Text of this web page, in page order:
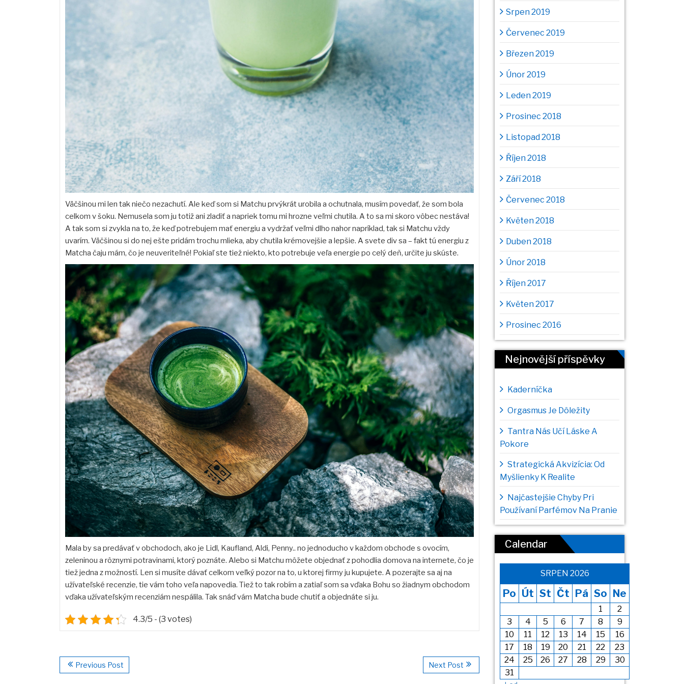
Väčšinou mi len tak niečo nezachutí. Ale keď som si Matchu prvýkrát urobila a ochutnala, musím povedať, že som bola
celkom v šoku. Nemusela som ju totiž ani zladiť a napriek tomu mi hrozne veľmi chutila. A to sa mi skoro vôbec nestáva!
A tak som si zvykla na to, že keď potrebujem mať energiu a vydržať veľmi dlho nahor napríklad, tak si Matchu vždy
uvarím. Väčšinou si do nej ešte pridám trochu mlieka, aby chutila krémovejšie a lepšie. A svete div sa – fakt tú energiu z
Matcha čaju mám, čo je neuveriteľné! Pokiaľ ste tiež niekto, kto potrebuje veľa energie po celý deň, určite ju skúste.
Mala by sa predávať v obchodoch, ako je Lidl, Kaufland, Aldi, Penny.. no jednoducho v každom obchode s ovocím,
zeleninou a rôznymi potravinami, ktorý poznáte. Alebo si Matchu môžete objednať z pohodlia domova na internete, čo je
tiež jedna z možností. Len si musíte dávať celkom veľký pozor na to, u ktorej firmy ju kupujete. A pozerajte sa aj na
užívateľské recenzie, tie vám toho veľa napovedia. Tiež to tak robím a zatiaľ som sa vďaka Bohu so žiadnym obchodom
vďaka užívateľským recenziám nespálila. Tak snáď vám Matcha bude chutiť a objednáte si ju.
4.3/5 - (3 votes)
Previous Post Next Post
Srpen 2019
Červenec 2019
Březen 2019
Únor 2019
Leden 2019
Prosinec 2018
Listopad 2018
Říjen 2018
Září 2018
Červenec 2018
Květen 2018
Duben 2018
Únor 2018
Říjen 2017
Květen 2017
Prosinec 2016
Nejnovější příspěvky
Kaderníčka
Orgasmus Je Dôležity
Tantra Nás Učí Láske A
Pokore
Strategická Akvizícia: Od
Myšlienky K Realite
Najčastejšie Chyby Pri
Používaní Parfémov Na Pranie
Calendar
SRPEN 2026
Po Út St Čt Pá So Ne
1
2
3
4 5 6 7 8
9
10
11 12 13 14 15
16
17
18 19 20 21 22
23
24
25 26 27 28 29
30
31